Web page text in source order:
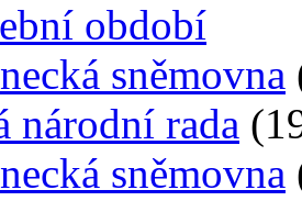
období
sněmovna
národní rada
sněmovna